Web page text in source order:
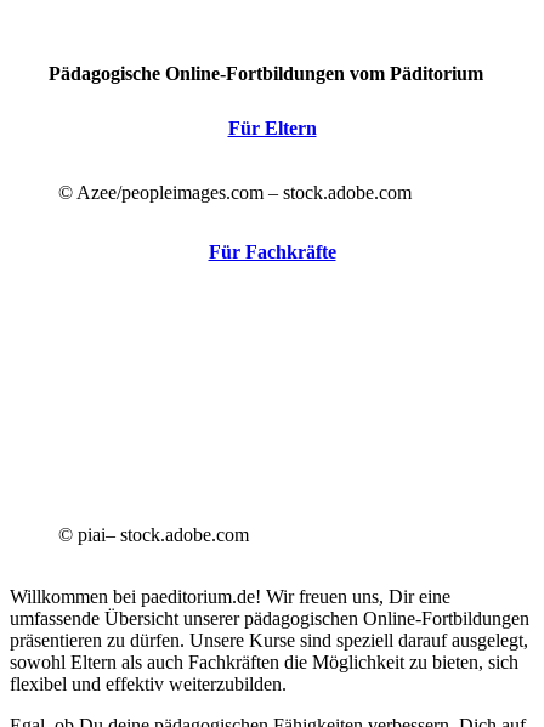
Pädagogische Online-Fortbildungen vom Päditorium
Für Eltern
© Azee/peopleimages.com – stock.adobe.com
Für Fachkräfte
© piai– stock.adobe.com
Willkommen bei paeditorium.de! Wir freuen uns, Dir eine
umfassende Übersicht unserer pädagogischen Online-Fortbildungen
präsentieren zu dürfen. Unsere Kurse sind speziell darauf ausgelegt,
sowohl Eltern als auch Fachkräften die Möglichkeit zu bieten, sich
flexibel und effektiv weiterzubilden.